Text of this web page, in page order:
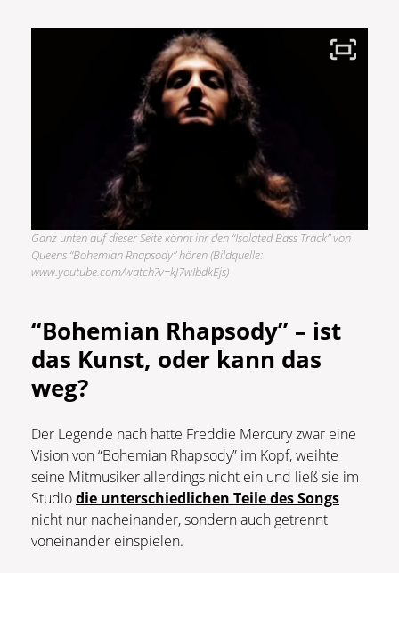
Ganz unten auf dieser Seite könnt ihr den “Isolated Bass Track” von
Queens “Bohemian Rhapsody” hören (Bildquelle:
www.youtube.com/watch?v=kJ7wIbdkEjs)
“Bohemian Rhapsody” – ist
das Kunst, oder kann das
weg?
Der Legende nach hatte Freddie Mercury zwar eine
Vision von “Bohemian Rhapsody” im Kopf, weihte
seine Mitmusiker allerdings nicht ein und ließ sie im
Studiodie unterschiedlichen Teile des Songs
nicht nur nacheinander, sondern auch getrennt
voneinander einspielen.